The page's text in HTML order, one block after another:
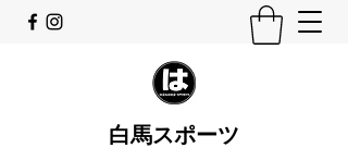
白馬スポーツ